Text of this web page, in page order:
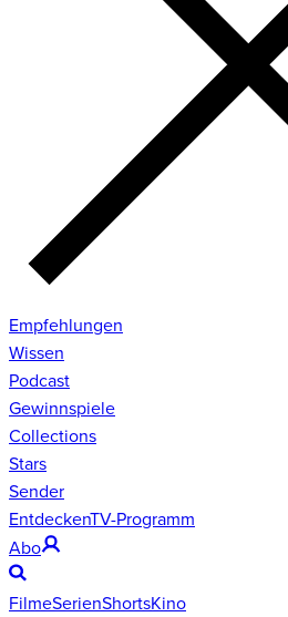
Empfehlungen
Wissen
Podcast
Gewinnspiele
Collections
Stars
Sender
EntdeckenTV-Programm
Abo
FilmeSerienShortsKino